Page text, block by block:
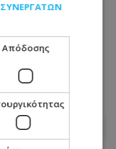
την
στη μάχη
Απόδοσης